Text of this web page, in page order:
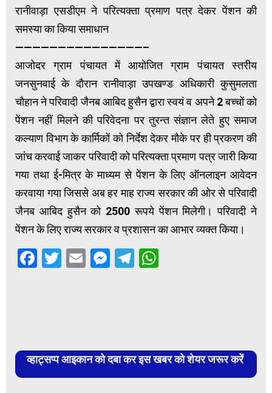
रानीवाड़ा एसडीएम ने परित्यक्ता प्रमाण पत्र देकर पेंशन की
समस्या का किया समाधान
———————————————–
आजोदर ग्राम पंचायत में आयोजित ग्राम पंचायत स्तरीय
जनसुनवाई के दौरान रानीवाड़ा उपखण्ड अधिकारी कुसुमलता
चौहान ने परिवादी जैनब आबिद हुसैन द्वारा स्वयं व अपने 2 बच्चों को
पेंशन नहीं मिलने की परिवेदना पर तुरन्त संज्ञान लेते हुए समाज
कल्याण विभाग के कार्मिकों को निर्देश देकर मौके पर ही प्रकरण की
जांच करवाई जाकर परिवादी को परित्यक्ता प्रमाण पत्र जारी किया
गया तथा ई-मित्र के माध्यम से पेंशन के लिए ऑनलाइन आवेदन
करवाया गया जिससे अब हर माह राज्य सरकार की ओर से परिवादी
जैनब आबिद हुसैन को 2500 रूपये पेंशन मिलेगी। परिवादी ने
पेंशन के लिए राज्य सरकार व प्रशासन का आभार व्यक्त किया।
Facebook
Twitter
EmailMessenger
Telegram
व्हाट्सप्प आइकान को दबा कर इस खबर को शेयर जरूर करें